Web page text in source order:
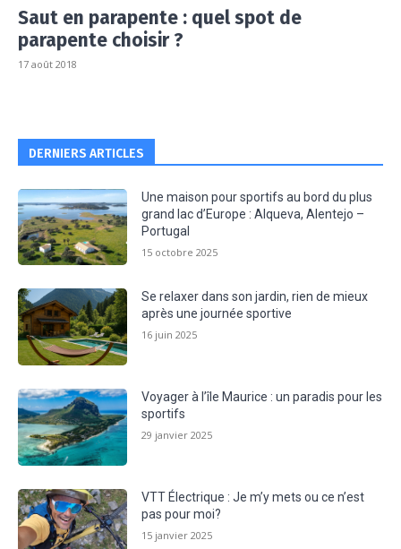
Saut en parapente : quel spot de
parapente choisir ?
17 août 2018
DERNIERS ARTICLES
Une maison pour sportifs au bord du plus
grand lac d’Europe : Alqueva, Alentejo –
Portugal
15 octobre 2025
Se relaxer dans son jardin, rien de mieux
après une journée sportive
16 juin 2025
Voyager à l’île Maurice : un paradis pour les
sportifs
29 janvier 2025
VTT Électrique : Je m’y mets ou ce n’est
pas pour moi?
15 janvier 2025